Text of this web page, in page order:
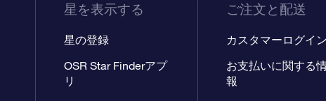
星を表示する
星の登録
OSR Star Finderアプ
リ
ご注文と配送
カスタマーログイン
お支払いに関する
報